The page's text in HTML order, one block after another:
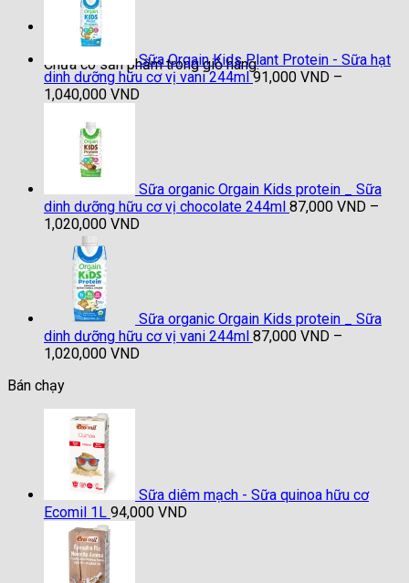
Giỏ hàng
Chưa có sản phẩm trong giỏ hàng.
1,040,000 VND
Sữa Orgain Kids Plant Protein - Sữa hạt
dinh dưỡng hữu cơ vị vani 244ml 91,000 VND –
1,040,000 VNDKhoảng
1,040,000 VND
Sữa organic Orgain Kids protein _ Sữa
dinh dưỡng hữu cơ vị chocolate 244ml 87,000 VND –
1,020,000 VNDKhoảng
1,020,000 VND
Sữa organic Orgain Kids protein _ Sữa
dinh dưỡng hữu cơ vị vani 244ml 87,000 VND –
1,020,000 VNDKhoảng
Bán chạy
Sữa diêm mạch - Sữa quinoa hữu cơ
Ecomil 1L 94,000 VND